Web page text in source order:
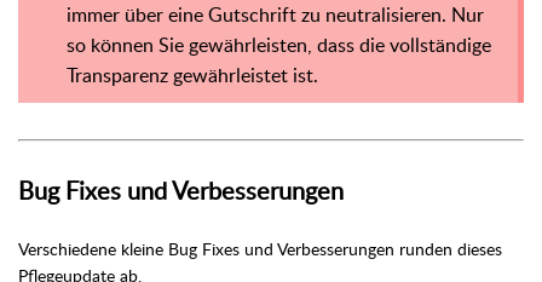
immer über eine Gutschrift zu neutralisieren. Nur
so können Sie gewährleisten, dass die vollständige
Transparenz gewährleistet ist.
Bug Fixes und Verbesserungen
Verschiedene kleine Bug Fixes und Verbesserungen runden dieses
Pflegeupdate ab.